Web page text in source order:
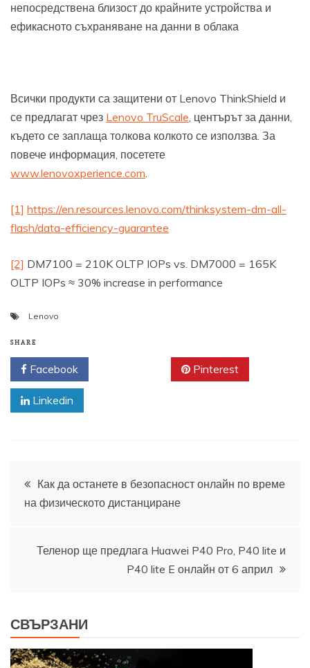
непосредствена близост до крайните устройства и
ефикасното съхраняване на данни в облака
Всички продукти са защитени от Lenovo ThinkShield и
се предлагат чрез Lenovo TruScale, центърът за данни,
където се заплаща толкова колкото се използва. За
повече информация, посетете
www.lenovoxperience.com.
[1] https://en.resources.lenovo.com/thinksystem-dm-all-
flash/data-efficiency-guarantee
[2] DM7100 = 210K OLTP IOPs vs. DM7000 = 165K
OLTP IOPs ≈ 30% increase in performance
Lenovo
SHARE
Facebook Pinterest
Linkedin
Навигация
Как да останете в безопасност онлайн по време
на физическото дистанциране
Теленор ще предлага Huawei P40 Pro, P40 lite и
P40 lite E онлайн от 6 април
СВЪРЗАНИ